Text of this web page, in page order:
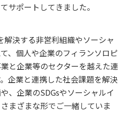
サポートしてきました。
解決する非営利組織やソーシャ
、個人や企業のフィランソロピ
と企業等のセクターを越えた連
企業と連携した社会課題を解決
、企業のSDGsやソーシャルイ
まざまな形でご一緒していま